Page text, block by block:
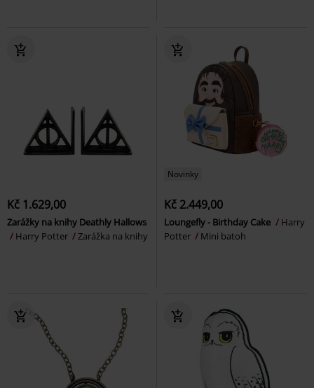
Kč 1.629,00
Zarážky na knihy Deathly Hallows
Harry Potter
Zarážka na knihy
Novinky
Kč 2.449,00
Loungefly - Birthday Cake
Harry
Potter
Mini batoh